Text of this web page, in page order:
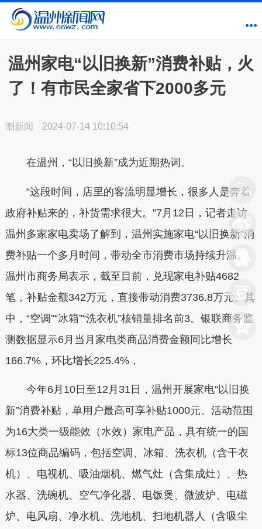
温州家电“以旧换新”消费补贴，火
了！有市民全家省下2000多元
潮新闻 2024-07-14 10:10:54
在温州，“以旧换新”成为近期热词。
“这段时间，店里的客流明显增长，很多人是奔着
政府补贴来的，补货需求很大。”7月12日，记者走访
温州多家家电卖场了解到，温州实施家电“以旧换新”消
费补贴一个多月时间，带动全市消费市场持续升温。
温州市商务局表示，截至目前，兑现家电补贴4682
笔，补贴金额342万元，直接带动消费3736.8万元。其
中，“空调”“冰箱”“洗衣机”核销量排名前3。银联商务监
测数据显示6月当月家电类商品消费金额同比增长
166.7%，环比增长225.4%，
今年6月10日至12月31日，温州开展家电“以旧换
新”消费补贴，单用户最高可享补贴1000元。活动范围
为16大类一级能效（水效）家电产品，具有统一的国
标13位商品编码，包括空调、冰箱、洗衣机（含干衣
机）、电视机、吸油烟机、燃气灶（含集成灶）、热
水器、洗碗机、空气净化器、电饭煲、微波炉、电磁
炉、电风扇、净水机、洗地机、扫地机器人（含吸尘